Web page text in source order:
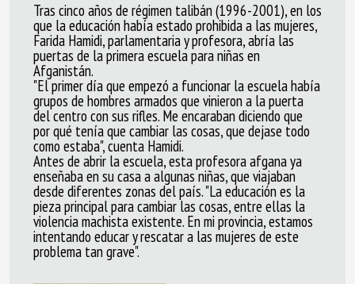
Tras cinco años de régimen talibán (1996-2001), en los
que la educación había estado prohibida a las mujeres,
Farida Hamidi,parlamentaria y profesora,abría las
puertas de la primera escuela para niñas en
Afganistán.
"El primer día que empezó a funcionar la escuela había
grupos de hombres armados que vinieron a la puerta
del centro con sus rifles. Me encaraban diciendo que
por qué tenía que cambiar las cosas, que dejase todo
como estaba", cuenta Hamidi.
Antes de abrir la escuela, esta profesora afgana ya
enseñaba en su casa a algunas niñas, que viajaban
desde diferentes zonas del país. "La educación es la
pieza principal para cambiar las cosas, entre ellas la
violencia machista existente. En mi provincia, estamos
intentando educar y rescatar a las mujeres de este
problema tan grave".